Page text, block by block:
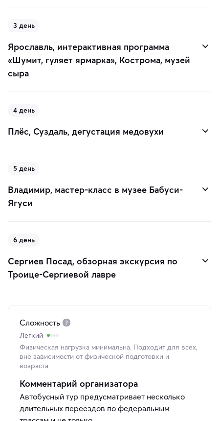
3 день
Ярославль, интерактивная программа
«Шумит, гуляет ярмарка», Кострома, музей
сыра
4 день
Плёс, Суздаль, дегустация медовухи
5 день
Владимир, мастер-класс в музее Бабуси-
Ягуси
6 день
Сергиев Посад, обзорная экскурсия по
Троице-Сергиевой лавре
Сложность
Легкий
Физическая нагрузка минимальна. Подходит для всех,
вне зависимости от физической подготовки и
возраста
Комментарий организатора
Автобусный тур предусматривает несколько
длительных переездов по федеральным